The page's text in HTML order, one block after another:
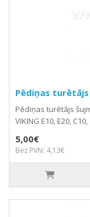
Pēdiņas turētājs
Pēdiņas turētājs
VIKING E10, E20,
5,00€
Bez PVN: 4,13€